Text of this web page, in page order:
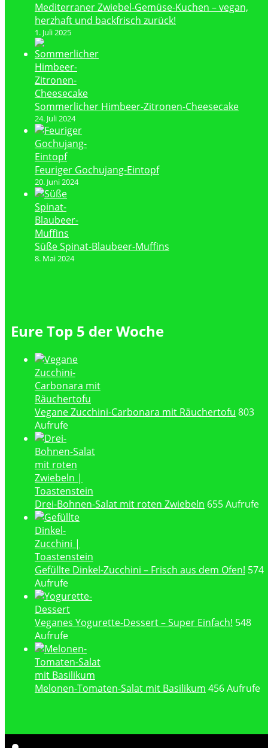
Mediterraner Zwiebel-Gemüse-Kuchen – vegan,
herzhaft und backfrisch zurück!
1. Juli 2025
Sommerlicher Himbeer-Zitronen-Cheesecake
24. Juli 2024
Feuriger Gochujang-Eintopf
20. Juni 2024
Süße Spinat-Blaubeer-Muffins
8. Mai 2024
Eure Top 5 der Woche
Vegane Zucchini-Carbonara mit Räuchertofu 803
Aufrufe
Drei-Bohnen-Salat mit roten Zwiebeln 655 Aufrufe
Gefüllte Dinkel-Zucchini – Frisch aus dem Ofen! 574
Aufrufe
Veganes Yogurette-Dessert – Super Einfach! 548
Aufrufe
Melonen-Tomaten-Salat mit Basilikum 456 Aufrufe